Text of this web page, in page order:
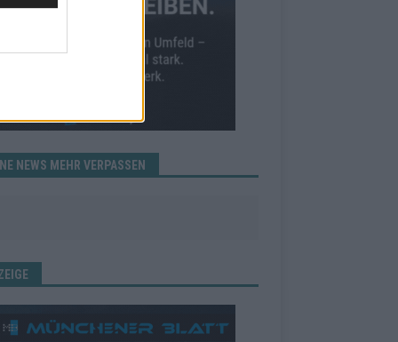
NEWS MEHR VERPASSEN